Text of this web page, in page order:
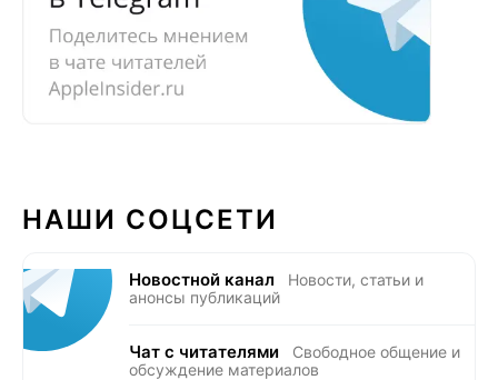
НАШИ СОЦСЕТИ
Новостной канал
Новости, статьи и
анонсы публикаций
Чат с читателями
Свободное общение и
обсуждение материалов